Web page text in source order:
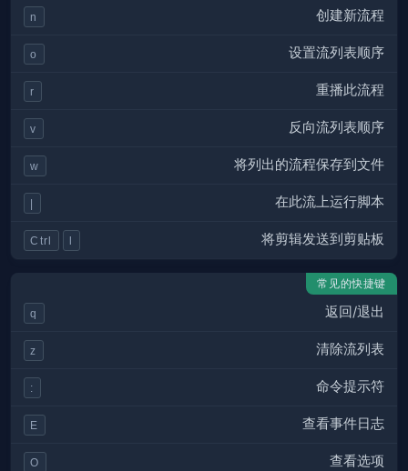
n 创建新流程
o 设置流列表顺序
r 重播此流程
v 反向流列表顺序
w 将列出的流程保存到文件
| 在此流上运行脚本
Ctrl l 将剪辑发送到剪贴板
常见的快捷键
q 返回/退出
z 清除流列表
: 命令提示符
E 查看事件日志
O 查看选项